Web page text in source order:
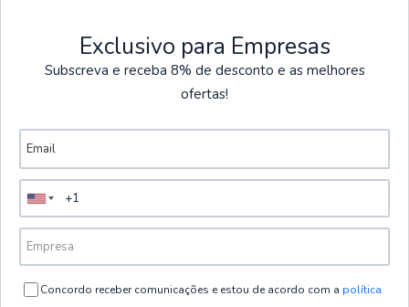
+ IVA
4.5
Steelite Loire S1P HRO | Portwest
Exclusivo para Empresas
Subscreva e receba 8% de desconto e as melhores
ofertas!
Concordo receber comunicações e estou de acordo com a política